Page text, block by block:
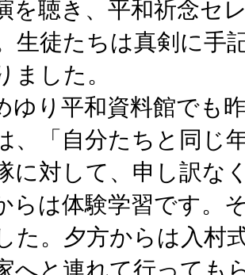
を聴き、平和祈念セ
生徒たちは真剣に手
ました。
ゆり平和資料館でも
、「自分たちと同じ
に対して、申し訳な
らは体験学習です。
た。夕方からは入村
へと連れて行っても